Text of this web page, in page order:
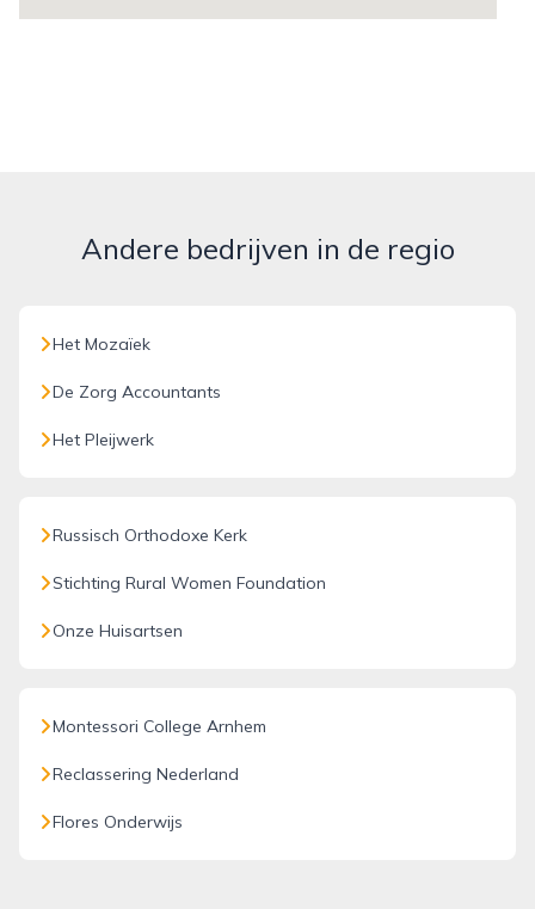
Andere bedrijven in de regio
Het Mozaïek
De Zorg Accountants
Het Pleijwerk
Russisch Orthodoxe Kerk
Stichting Rural Women Foundation
Onze Huisartsen
Montessori College Arnhem
Reclassering Nederland
Flores Onderwijs